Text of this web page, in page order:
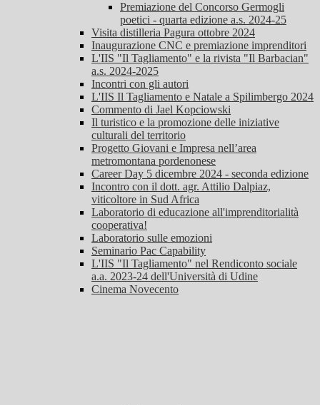
Premiazione del Concorso Germogli
poetici - quarta edizione a.s. 2024-25
Visita distilleria Pagura ottobre 2024
Inaugurazione CNC e premiazione imprenditori
L'IIS "Il Tagliamento" e la rivista "Il Barbacian"
a.s. 2024-2025
Incontri con gli autori
L'IIS Il Tagliamento e Natale a Spilimbergo 2024
Commento di Jael Kopciowski
Il turistico e la promozione delle iniziative
culturali del territorio
Progetto Giovani e Impresa nell’area
metromontana pordenonese
Career Day 5 dicembre 2024 - seconda edizione
Incontro con il dott. agr. Attilio Dalpiaz,
viticoltore in Sud Africa
Laboratorio di educazione all'imprenditorialità
cooperativa!
Laboratorio sulle emozioni
Seminario Pac Capability
L'IIS "Il Tagliamento" nel Rendiconto sociale
a.a. 2023-24 dell'Università di Udine
Cinema Novecento